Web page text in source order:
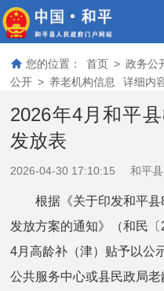
您的位置： 首页 > 政务公
公开 > 养老机构信息 详细内
2026年4月和平
发放表
2026-04-30 17:10:15 和平
根据《关于印发和平县
发放方案的通知》（和民
4月高龄补（津）贴予以公
公共服务中心或县民政局